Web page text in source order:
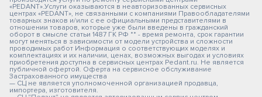
«PEDANT».Услуги оказываются в неавторизованных сервисных
центрах «PEDANT», не связанными с компаниями Правообладателями
товарных знаков и/или с ее официальными представителями в
отношении товаров, которые уже были введены в гражданский
оборот в смысле статьи 1487 ГК РФ ** - время ремонта, срок гарантии
могут меняться в зависимости от модели устройства и сложности
проводимых работ Информация о соответствующих моделях и
комплектациях и их наличии, ценах, возможных выгодах и условиях
приобретения доступна в сервисных центрах Pedant.ru. Не является
публичной офертой. Оферта на сервисное обслуживание
Застрахованного имущества
— СЦ не является уполномоченной организацией продавца,
импортера, изготовителя.